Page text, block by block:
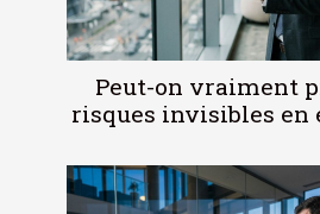
Peut-on vraiment
risques invisibles en